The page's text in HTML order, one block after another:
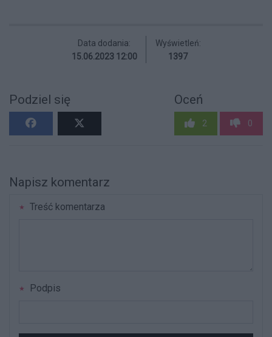
Data dodania:
15.06.2023 12:00
Wyświetleń:
1397
Podziel się Oceń
2 0
Napisz komentarz
Treść komentarza
Podpis